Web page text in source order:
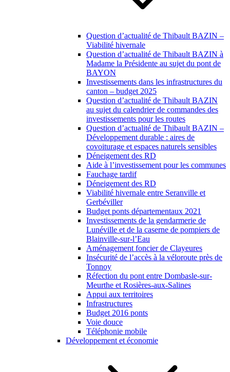
Question d’actualité de Thibault BAZIN –
Viabilité hivernale
Question d’actualité de Thibault BAZIN à
Madame la Présidente au sujet du pont de
BAYON
Investissements dans les infrastructures du
canton – budget 2025
Question d’actualité de Thibault BAZIN
au sujet du calendrier de commandes des
investissements pour les routes
Question d’actualité de Thibault BAZIN –
Développement durable : aires de
covoiturage et espaces naturels sensibles
Déneigement des RD
Aide à l’investissement pour les communes
Fauchage tardif
Déneigement des RD
Viabilité hivernale entre Seranville et
Gerbéviller
Budget ponts départementaux 2021
Investissements de la gendarmerie de
Lunéville et de la caserne de pompiers de
Blainville-sur-l’Eau
Aménagement foncier de Clayeures
Insécurité de l’accès à la véloroute près de
Tonnoy
Réfection du pont entre Dombasle-sur-
Meurthe et Rosières-aux-Salines
Appui aux territoires
Infrastructures
Budget 2016 ponts
Voie douce
Téléphonie mobile
Développement et économie